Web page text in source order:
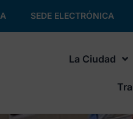
SEDE ELECTRÓNICA
La Ciudad